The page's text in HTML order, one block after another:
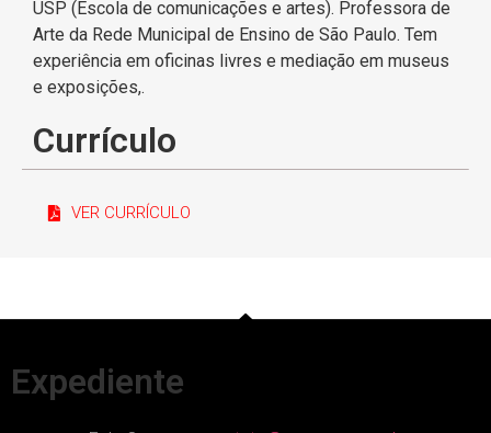
USP (Escola de comunicações e artes). Professora de
Arte da Rede Municipal de Ensino de São Paulo. Tem
experiência em oficinas livres e mediação em museus
e exposições,.
Currículo
VER CURRÍCULO
Expediente